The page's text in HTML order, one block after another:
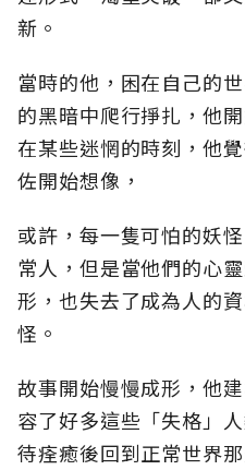
新。
當時的他，困在自己的
的黑暗中爬行掙扎，他
在某些迷惘的時刻，他
佐開始想像，
或許，每一隻可怕的妖
常人，但是當他們的心
形，也失去了成為人的
怪。
故事開始慢慢成形，他
容了好多這些「失格」
待痊癒後回到正常世界